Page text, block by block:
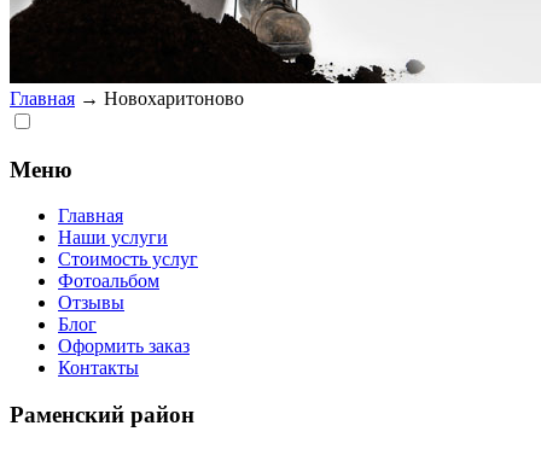
Главная → Новохаритоново
Меню
Главная
Наши услуги
Стоимость услуг
Фотоальбом
Отзывы
Блог
Оформить заказ
Контакты
Раменский район